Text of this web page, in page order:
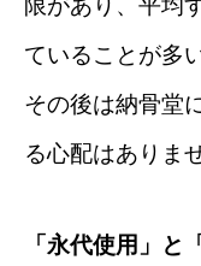
限があり、平均
ていることが多
その後は納骨堂
る心配はありま
「永代使用」と